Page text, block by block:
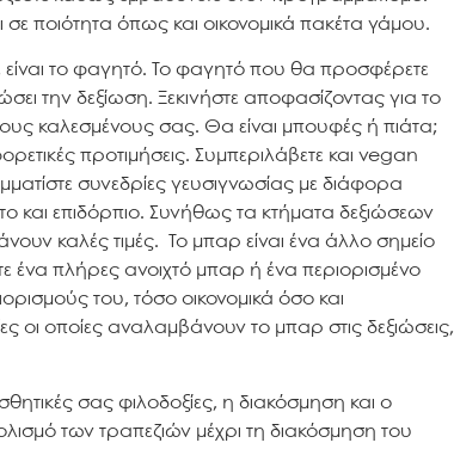
σε ποιότητα όπως και οικονομικά πακέτα γάμου.
είναι το φαγητό. Το φαγητό που θα προσφέρετε
την δεξίωση. Ξεκινήστε αποφασίζοντας για το
καλεσμένους σας. Θα είναι μπουφές ή πιάτα;
προτιμήσεις. Συμπεριλάβετε και vegan
συνεδρίες γευσιγνωσίας με διάφορα
και επιδόρπιο. Συνήθως τα κτήματα δεξιώσεων
καλές τιμές. Το μπαρ είναι ένα άλλο σημείο
ένα πλήρες ανοιχτό μπαρ ή ένα περιορισμένο
του, τόσο οικονομικά όσο και
οι οποίες αναλαμβάνουν το μπαρ στις δεξιώσεις,
σας φιλοδοξίες, η διακόσμηση και ο
των τραπεζιών μέχρι τη διακόσμηση του